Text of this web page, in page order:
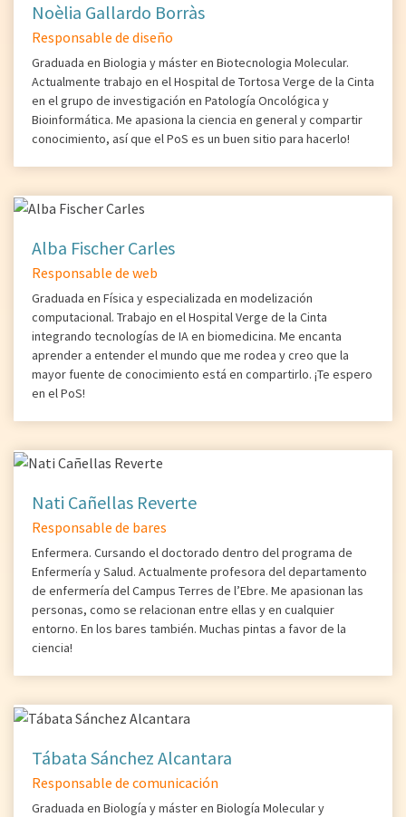
Noèlia Gallardo Borràs
Responsable de diseño
Graduada en Biologia y máster en Biotecnologia Molecular.
Actualmente trabajo en el Hospital de Tortosa Verge de la Cinta
en el grupo de investigación en Patología Oncológica y
Bioinformática. Me apasiona la ciencia en general y compartir
conocimiento, así que el PoS es un buen sitio para hacerlo!
Alba Fischer Carles
Responsable de web
Graduada en Física y especializada en modelización
computacional. Trabajo en el Hospital Verge de la Cinta
integrando tecnologías de IA en biomedicina. Me encanta
aprender a entender el mundo que me rodea y creo que la
mayor fuente de conocimiento está en compartirlo. ¡Te espero
en el PoS!
Nati Cañellas Reverte
Responsable de bares
Enfermera. Cursando el doctorado dentro del programa de
Enfermería y Salud. Actualmente profesora del departamento
de enfermería del Campus Terres de l’Ebre. Me apasionan las
personas, como se relacionan entre ellas y en cualquier
entorno. En los bares también. Muchas pintas a favor de la
ciencia!
Tábata Sánchez Alcantara
Responsable de comunicación
Graduada en Biología y máster en Biología Molecular y